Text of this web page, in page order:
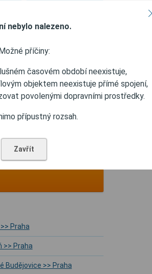
Praha
>> Praha
Budějovice >> Praha
nebylo nalezeno.
příčiny:
časovém období neexistuje,
objektem neexistuje přímé spojení,
povolenými dopravními prostředky.
přípustný rozsah.
Zavřít